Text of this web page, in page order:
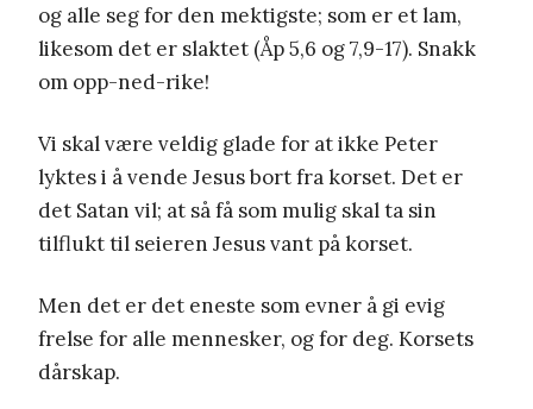
og alle seg for den mektigste; som er et lam,
likesom det er slaktet (Åp 5,6 og 7,9-17). Snakk
om opp-ned-rike!
Vi skal være veldig glade for at ikke Peter
lyktes i å vende Jesus bort fra korset. Det er
det Satan vil; at så få som mulig skal ta sin
tilflukt til seieren Jesus vant på korset.
Men det er det eneste som evner å gi evig
frelse for alle mennesker, og for deg. Korsets
dårskap.